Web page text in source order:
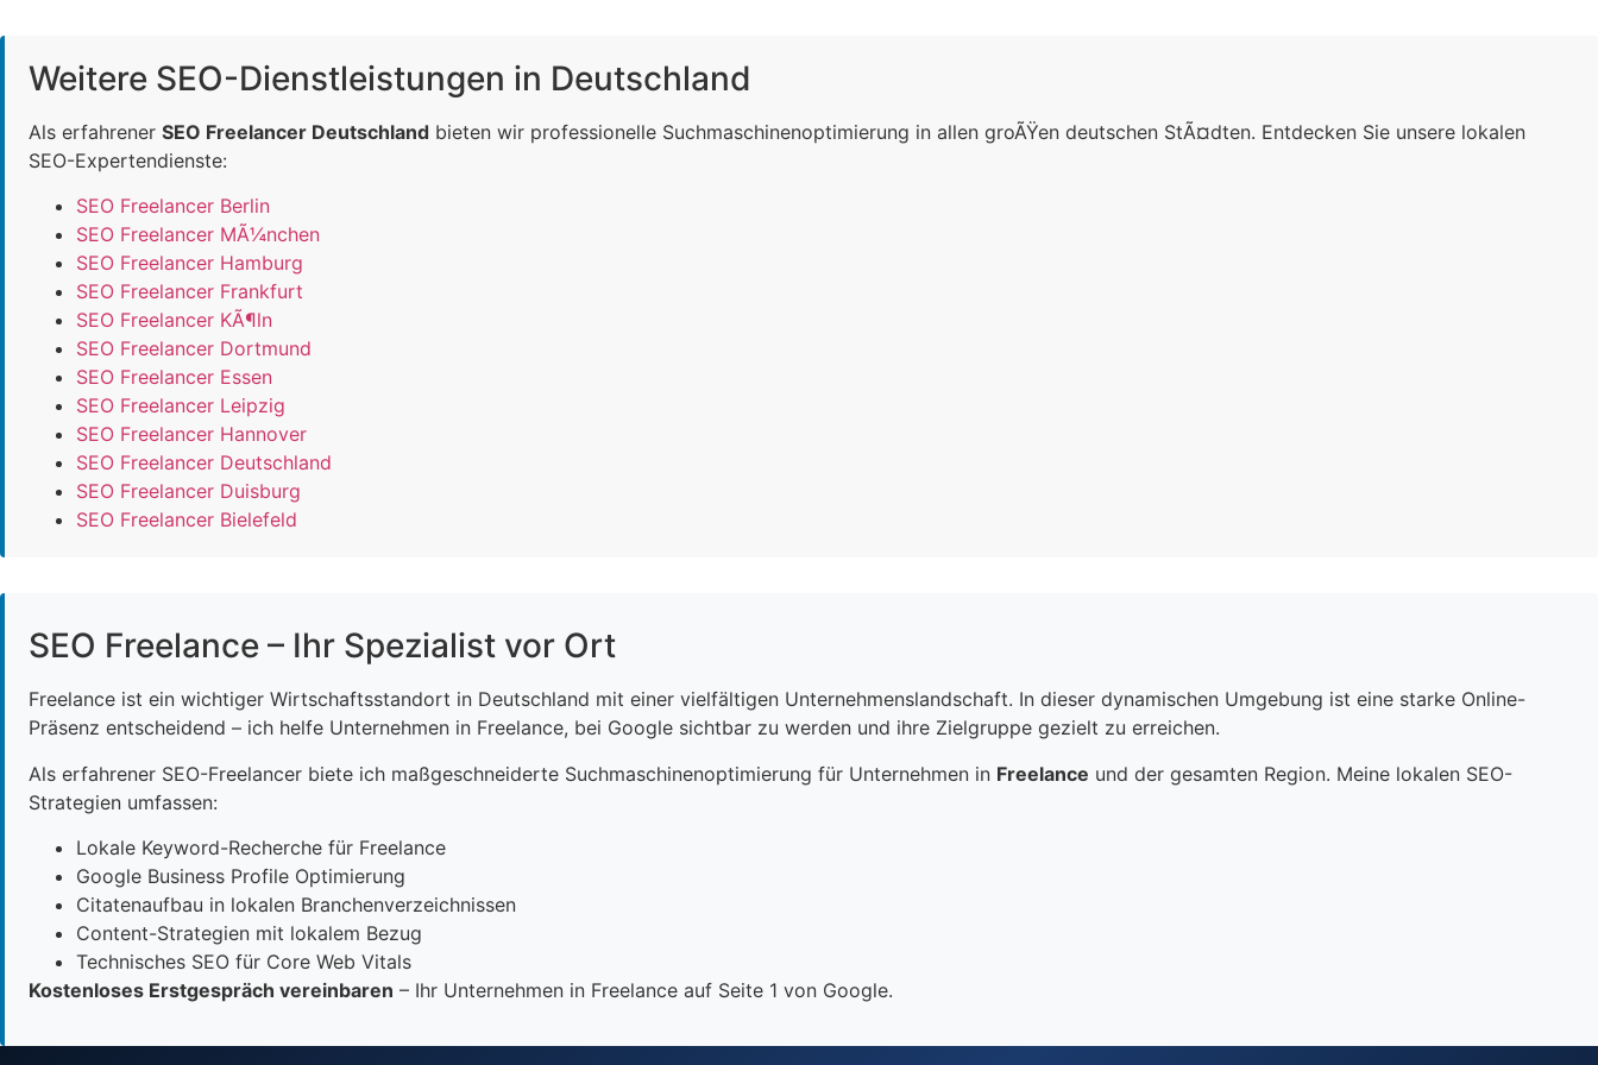
Weitere SEO-Dienstleistungen in Deutschland
Als erfahrener SEO Freelancer Deutschland bieten wir professionelle Suchmaschinenoptimierung in allen groÃŸen deutschen StÃ¤dten. Entdecken Sie unsere lokalen
SEO-Expertendienste:
SEO Freelancer Berlin
SEO Freelancer MÃ¼nchen
SEO Freelancer Hamburg
SEO Freelancer Frankfurt
SEO Freelancer KÃ¶ln
SEO Freelancer Dortmund
SEO Freelancer Essen
SEO Freelancer Leipzig
SEO Freelancer Hannover
SEO Freelancer Deutschland
SEO Freelancer Duisburg
SEO Freelancer Bielefeld
SEO Freelance – Ihr Spezialist vor Ort
Freelance ist ein wichtiger Wirtschaftsstandort in Deutschland mit einer vielfältigen Unternehmenslandschaft. In dieser dynamischen Umgebung ist eine starke Online-
Präsenz entscheidend – ich helfe Unternehmen in Freelance, bei Google sichtbar zu werden und ihre Zielgruppe gezielt zu erreichen.
Als erfahrener SEO-Freelancer biete ich maßgeschneiderte Suchmaschinenoptimierung für Unternehmen in Freelance und der gesamten Region. Meine lokalen SEO-
Strategien umfassen:
Lokale Keyword-Recherche für Freelance
Google Business Profile Optimierung
Citatenaufbau in lokalen Branchenverzeichnissen
Content-Strategien mit lokalem Bezug
Technisches SEO für Core Web Vitals
Kostenloses Erstgespräch vereinbaren – Ihr Unternehmen in Freelance auf Seite 1 von Google.